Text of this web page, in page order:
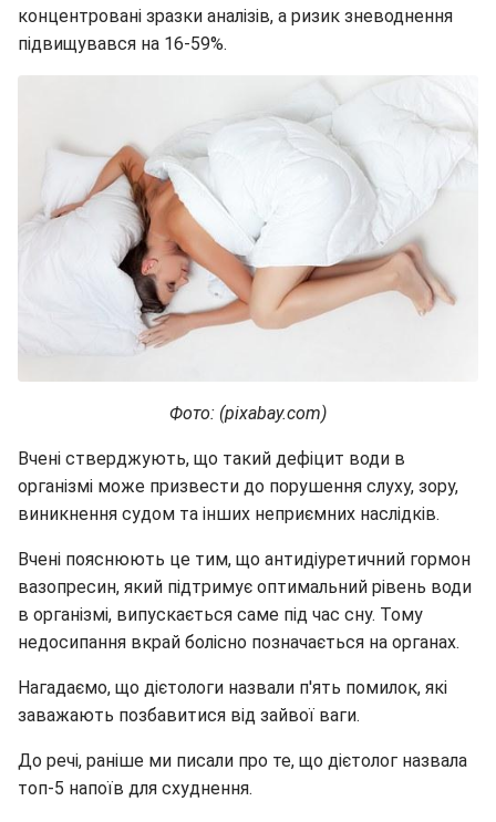
концентровані зразки аналізів, а ризик зневоднення
підвищувався на 16-59%.
Фото: (pixabay.com)
Вчені стверджують, що такий дефіцит води в
організмі може призвести до порушення слуху, зору,
виникнення судом та інших неприємних наслідків.
Вчені пояснюють це тим, що антидіуретичний гормон
вазопресин, який підтримує оптимальний рівень води
в організмі, випускається саме під час сну. Тому
недосипання вкрай болісно позначається на органах.
Нагадаємо, що дієтологи назвали п'ять помилок, які
заважають позбавитися від зайвої ваги.
До речі, раніше ми писали про те, що дієтолог назвала
топ-5 напоїв для схуднення.